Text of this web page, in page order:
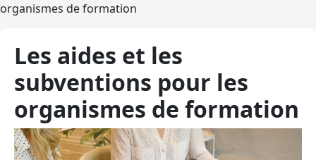
organismes de formation
Les aides et les
subventions pour les
organismes de formation